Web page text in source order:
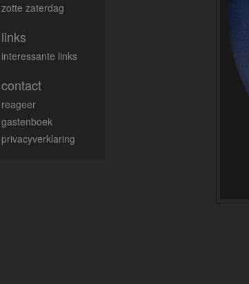
zotte zaterdag
links
interessante links
contact
reageer
gastenboek
privacyverklaring